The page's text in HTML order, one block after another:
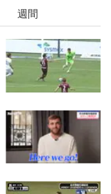
週間